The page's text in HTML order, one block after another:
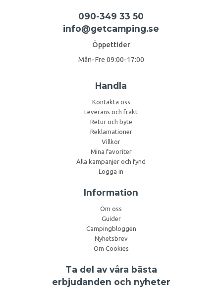
090-349 33 50
info@getcamping.se
Öppettider
Mån-Fre 09:00-17:00
Handla
Kontakta oss
Leverans och frakt
Retur och byte
Reklamationer
Villkor
Mina favoriter
Alla kampanjer och fynd
Logga in
Information
Om oss
Guider
Campingbloggen
Nyhetsbrev
Om Cookies
Ta del av våra bästa
erbjudanden och nyheter